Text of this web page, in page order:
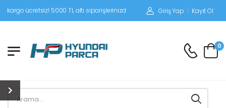
5000 TL altı siparişlerinizde siparişleriniz alıcı ödemeli gönderilir.
Giriş Yap / Kayıt Ol
0